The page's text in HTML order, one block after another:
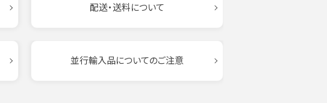
配送・送料について
並行輸入品についてのご注意